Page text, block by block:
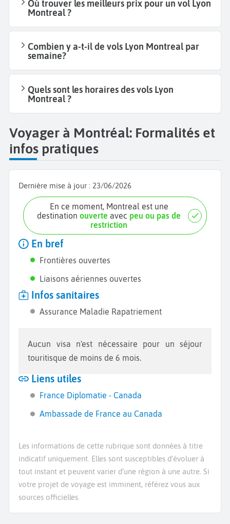
Où trouver les meilleurs prix pour un vol Lyon
Montreal ?
Combien y a-t-il de vols Lyon Montreal par
semaine?
Quels sont les horaires des vols Lyon
Montreal ?
Voyager à Montréal: Formalités et
infos pratiques
Dernière mise à jour : 23/06/2026
En ce moment, Montreal est une
destinationouverte avec peu ou pas de
restriction
En bref
Frontières ouvertes
Liaisons aériennes ouvertes
Infos sanitaires
Assurance Maladie Rapatriement
Aucun visa n'est nécessaire pour un séjour
touritisque de moins de 6 mois.
Liens utiles
France Diplomatie - Canada
Ambassade de France au Canada
Les informations de cette rubrique sont données à titre
indicatif uniquement. Elles sont susceptibles d’évoluer à
tout instant et peuvent varier d’une région à une autre. Si
votre projet de voyage est imminent, référez vous aux
sources officielles.